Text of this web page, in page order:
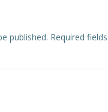
published. Required